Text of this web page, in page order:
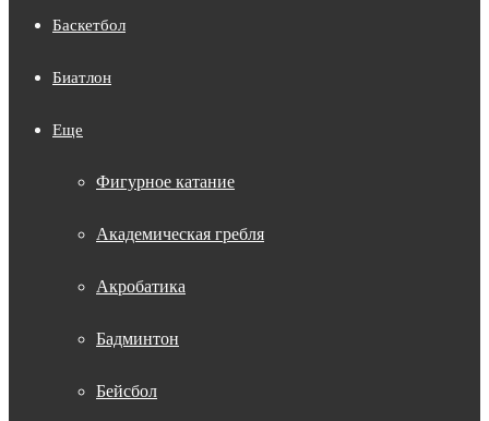
Баскетбол
Биатлон
Еще
Фигурное катание
Академическая гребля
Акробатика
Бадминтон
Бейсбол